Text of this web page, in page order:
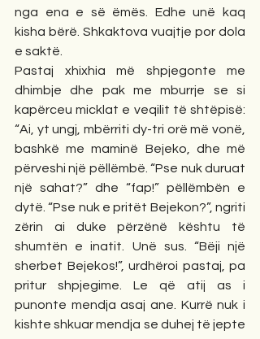
nga ena e së ëmës. Edhe unë kaq
kisha bërë. Shkaktova vuajtje por dola
e saktë.
Pastaj xhixhia më shpjegonte me
dhimbje dhe pak me mburrje se si
kapërceu micklat e veqilit të shtëpisë:
“Ai, yt ungj, mbërriti dy-tri orë më vonë,
bashkë me maminë Bejeko, dhe më
përveshi një pëllëmbë. “Pse nuk duruat
një sahat?” dhe “fap!” pëllëmbën e
dytë. “Pse nuk e pritët Bejekon?”, ngriti
zërin ai duke përzënë kështu të
shumtën e inatit. Unë sus. “Bëji një
sherbet Bejekos!”, urdhëroi pastaj, pa
pritur shpjegime. Le që atij as i
punonte mendja asaj ane. Kurrë nuk i
kishte shkuar mendja se duhej të jepte